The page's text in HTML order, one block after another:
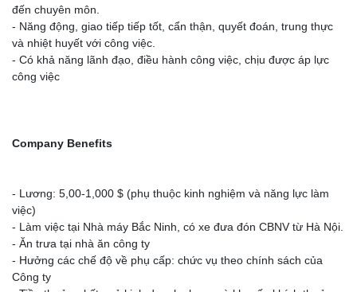
đến chuyên môn.
- Năng động, giao tiếp tiếp tốt, cẩn thận, quyết đoán, trung thực
và nhiệt huyết với công việc.
- Có khả năng lãnh đạo, điều hành công việc, chịu được áp lực
công việc
Company Benefits
- Lương: 5,00-1,000 $ (phụ thuộc kinh nghiệm và năng lực làm
việc)
- Làm việc tại Nhà máy Bắc Ninh, có xe đưa đón CBNV từ Hà Nội.
- Ăn trưa tại nhà ăn công ty
- Hưởng các chế độ về phụ cấp: chức vụ theo chính sách của
Công ty